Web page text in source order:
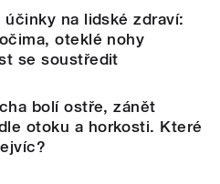
účinky na lidské zdraví:
oteklé nohy
se soustředit
bolí ostře, zánět
otoku a horkosti. Které